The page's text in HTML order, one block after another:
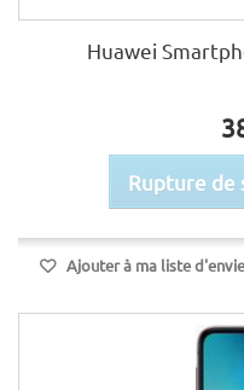
Huawei
Rupture de
Ajouter à ma liste